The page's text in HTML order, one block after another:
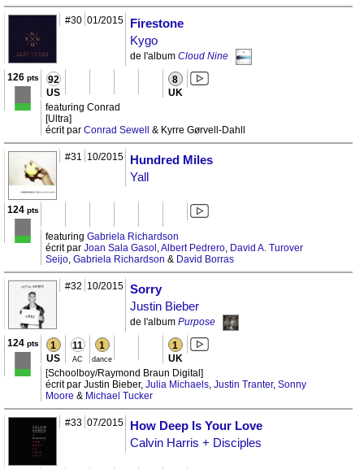
#30 01/2015
Firestone
Kygo
de l'album Cloud Nine
126pts 92
US
8
UK
featuring Conrad
[Ultra]
écrit par Conrad Sewell & Kyrre Gørvell-Dahll
#31 10/2015
Hundred Miles
Yall
124pts
featuring Gabriela Richardson
écrit par Joan Sala Gasol ,Albert Pedrero, David A. Turover
Seijo, Gabriela Richardson & David Borras
#32 10/2015 Sorry
Justin Bieber
de l'album Purpose
124pts 1
US
11
AC
1
dance
1
UK
[Schoolboy/Raymond Braun Digital]
écrit par Justin Bieber, Julia Michaels, Justin Tranter, Sonny
Moore & Michael Tucker
#33 07/2015
How Deep Is Your Love
Calvin Harris + Disciples